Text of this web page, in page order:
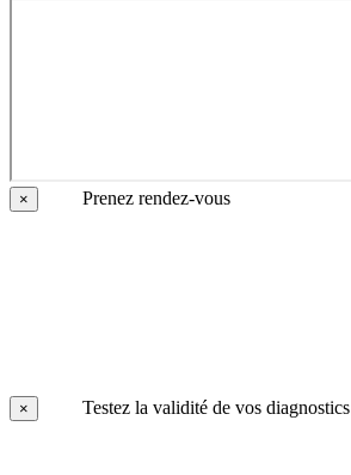
× Prenez rendez-vous
× Testez la validité de vos diagnostics